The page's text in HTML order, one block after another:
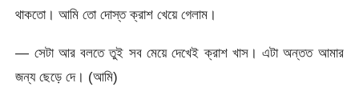
থাকতো। আমি তো দোস্ত ক্রাশ খেয়ে গেলাম।
— সেটা আর বলতে তুই সব মেয়ে দেখেই ক্রাশ খাস। এটা অন্তত আমার
জন্য ছেড়ে দে। (আমি)